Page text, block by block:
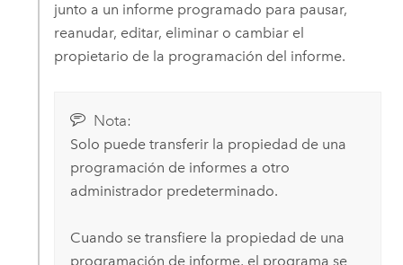
junto a un informe programado para pausar,
reanudar, editar, eliminar o cambiar el
propietario de la programación del informe.
Nota:
Solo puede transferir la propiedad de una
programación de informes a otro
administrador predeterminado.
Cuando se transfiere la propiedad de una
programación de informe, el programa se